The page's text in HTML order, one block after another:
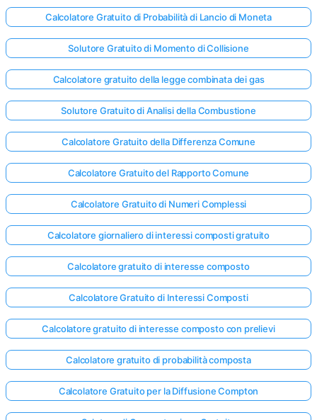
Calcolatore Gratuito di Probabilità di Lancio di Moneta
Solutore Gratuito di Momento di Collisione
Calcolatore gratuito della legge combinata dei gas
Solutore Gratuito di Analisi della Combustione
Calcolatore Gratuito della Differenza Comune
Calcolatore Gratuito del Rapporto Comune
Calcolatore Gratuito di Numeri Complessi
Calcolatore giornaliero di interessi composti gratuito
Calcolatore gratuito di interesse composto
Calcolatore Gratuito di Interessi Composti
Calcolatore gratuito di interesse composto con prelievi
Calcolatore gratuito di probabilità composta
Calcolatore Gratuito per la Diffusione Compton